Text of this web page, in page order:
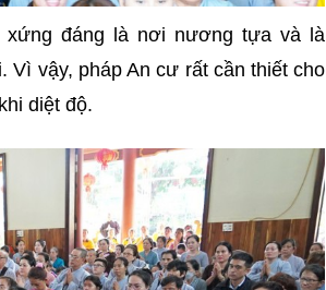
xứng đáng là nơi nương tựa và là
vậy, pháp An cư rất cần thiết cho
diệt độ.